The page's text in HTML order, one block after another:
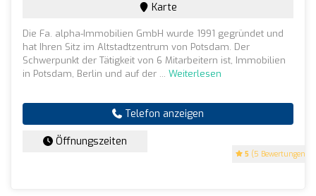
5 (5 Bewertungen)
Karte
Die Fa. alpha-Immobilien GmbH wurde 1991 gegründet und
hat Ihren Sitz im Altstadtzentrum von Potsdam. Der
Schwerpunkt der Tätigkeit von 6 Mitarbeitern ist, Immobilien
in Potsdam, Berlin und auf der ... Weiterlesen
Telefon anzeigen
Öffnungszeiten